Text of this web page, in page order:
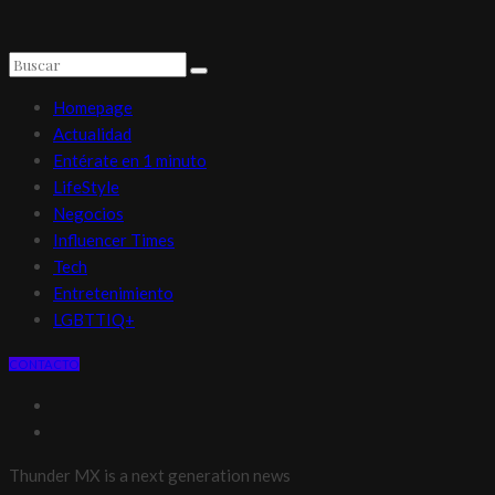
Homepage
Actualidad
Entérate en 1 minuto
LifeStyle
Negocios
Influencer Times
Tech
Entretenimiento
LGBTTIQ+
CONTACTO
Thunder MX is a next generation news